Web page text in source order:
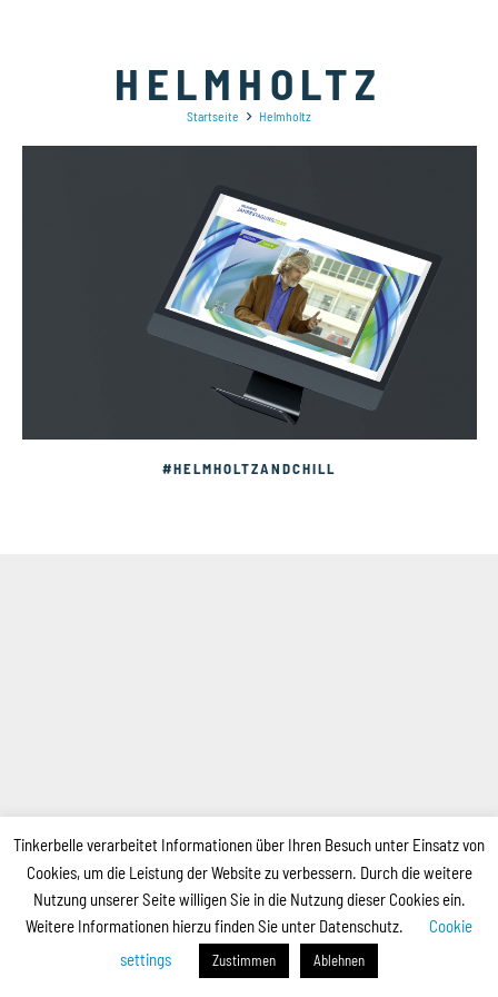
HELMHOLTZ
Startseite Helmholtz
#HELMHOLTZANDCHILL
Tinkerbelle verarbeitet Informationen über Ihren Besuch unter Einsatz von
Cookies, um die Leistung der Website zu verbessern. Durch die weitere
Nutzung unserer Seite willigen Sie in die Nutzung dieser Cookies ein.
Weitere Informationen hierzu finden Sie unter Datenschutz.
Cookie
settings
Zustimmen Ablehnen